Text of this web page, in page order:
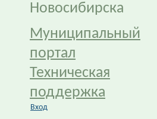
Новосибирска
Муниципальный
портал
Техническая
поддержка
Вход